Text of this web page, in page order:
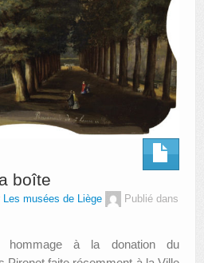
boîte
Les musées de Liège
Publié dans
hommage à la donation du